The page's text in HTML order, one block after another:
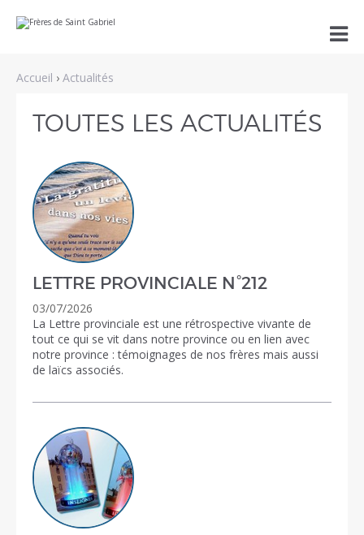
Aller
au
à
Outils
personnels

Accueil › Actualités
TOUTES LES ACTUALITÉS
LETTRE PROVINCIALE N°212
03/07/2026
La Lettre provinciale est une rétrospective vivante de
tout ce qui se vit dans notre province ou en lien avec
notre province : témoignages de nos frères mais aussi
de laïcs associés.